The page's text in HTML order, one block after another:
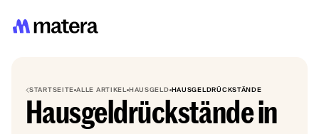
STARTSEITEALLE ARTIKELHAUSGELD HAUSGELDRÜCKSTÄNDE
Hausgeldrückstände in